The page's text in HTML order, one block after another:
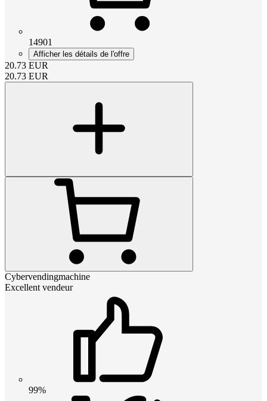
14901
Afficher les détails de l'offre
20.73 EUR
20.73 EUR
Cybervendingmachine
Excellent vendeur
99%